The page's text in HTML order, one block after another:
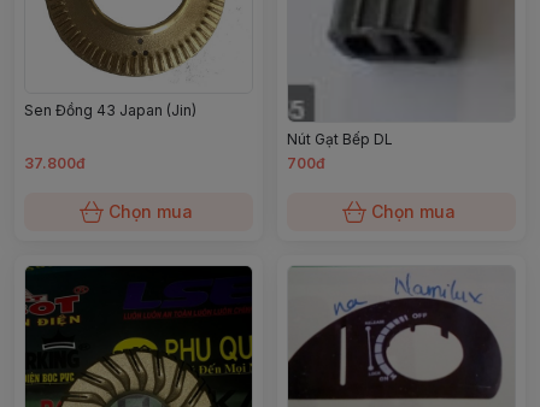
Sen Đồng 43 Japan (Jin)
37.800đ
Chọn mua
Nút Gạt Bếp DL
700đ
Chọn mua